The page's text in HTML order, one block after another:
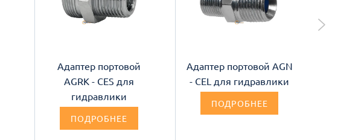
Адаптер портовой
AGRK - CES для
гидравлики
ПОДРОБНЕЕ
Адаптер портовой AGN
- CEL для гидравлики
ПОДРОБНЕЕ